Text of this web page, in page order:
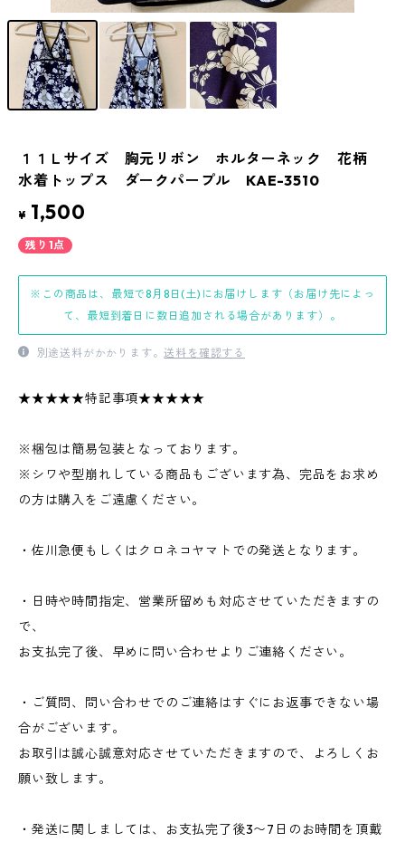
１１Ｌサイズ 胸元リボン ホルターネック 花柄
水着トップス ダークパープル KAE-3510
¥ 1,500
残り1点
※この商品は、最短で8月8日(土)にお届けします（お届け先によっ
て、最短到着日に数日追加される場合があります）。
別途送料がかかります。送料を確認する
★★★★★特記事項★★★★★
※梱包は簡易包装となっております。
※シワや型崩れしている商品もございます為、完品をお求め
の方は購入をご遠慮ください。
・佐川急便もしくはクロネコヤマトでの発送となります。
・日時や時間指定、営業所留めも対応させていただきますの
で、
お支払完了後、早めに問い合わせよりご連絡ください。
・ご質問、問い合わせでのご連絡はすぐにお返事できない場
合がございます。
お取引は誠心誠意対応させていただきますので、よろしくお
願い致します。
・発送に関しましては、お支払完了後3〜7日のお時間を頂戴